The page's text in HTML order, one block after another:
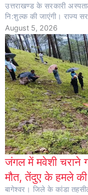
उत्तराखण्ड के सरकारी
नि:शुल्क की जाएंगी। राज्य
August 5, 2026
जंगल में मवेशी चराने
मौत, तेंदुए के हमले
बागेश्वर। जिले के कांडा